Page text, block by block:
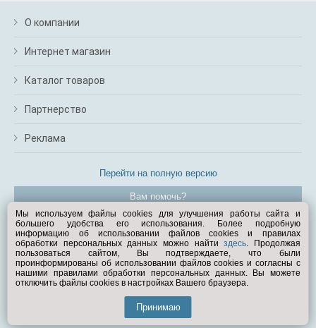
О компании
Интернет магазин
Каталог товаров
Партнерство
Реклама
Перейти на полную версию
Вам помочь?
© Exist.ru 1998—2026
Мы используем файлы cookies для улучшения работы сайта и
большего удобства его использования. Более подробную
информацию об использовании файлов cookies и правилах
обработки персональных данных можно найтиздесь. Продолжая
пользоваться сайтом, Вы подтверждаете, что были
проинформированы об использовании файлов cookies и согласны с
нашими правилами обработки персональных данных. Вы можете
отключить файлы cookies в настройках Вашего браузера.
Принимаю